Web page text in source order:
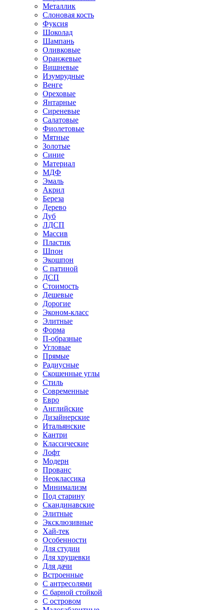
Металлик
Слоновая кость
Фуксия
Шоколад
Шампань
Оливковые
Оранжевые
Вишневые
Изумрудные
Венге
Ореховые
Янтарные
Сиреневые
Салатовые
Фиолетовые
Мятные
Золотые
Синие
Материал
МДФ
Эмаль
Акрил
Береза
Дерево
Дуб
ЛДСП
Массив
Пластик
Шпон
Экошпон
С патиной
ДСП
Стоимость
Дешевые
Дорогие
Эконом-класс
Элитные
Форма
П-образные
Угловые
Прямые
Радиусные
Скошенные углы
Стиль
Современные
Евро
Английские
Дизайнерские
Итальянские
Кантри
Классические
Лофт
Модерн
Прованс
Неоклассика
Минимализм
Под старину
Скандинавские
Элитные
Эксклюзивные
Хай-тек
Особенности
Для студии
Для хрущевки
Для дачи
Встроенные
С антресолями
С барной стойкой
С островом